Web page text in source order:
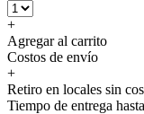
+
Agregar al carrito
Costos de envío
+
Retiro en locales sin
Tiempo de entrega